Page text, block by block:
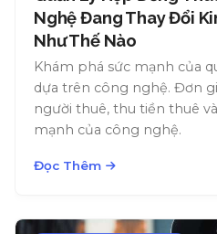
Nghệ Đang Thay Đổi
Như Thế Nào
Khám phá sức mạnh của
dựa trên công nghệ. Đơn
người thuê, thu tiền thuê
mạnh của công nghệ.
Đọc Thêm